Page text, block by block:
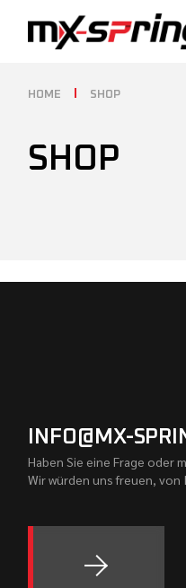
HOME SHOP
SHOP
INFO@MX-
Haben Sie eine Frage oder
Wir würden uns freuen, von